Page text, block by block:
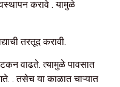
करावे . यामुळे
तरतूद करावी.
वाढते. त्यामुळे पावसात
. तसेच या काळात चाऱ्यात